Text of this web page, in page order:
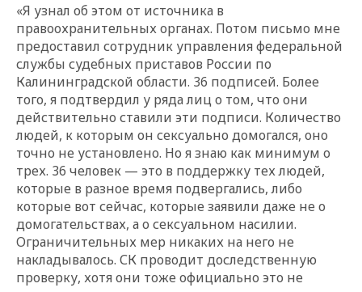
«Я узнал об этом от источника в
правоохранительных органах. Потом письмо мне
предоставил сотрудник управления федеральной
службы судебных приставов России по
Калининградской области. 36 подписей. Более
того, я подтвердил у ряда лиц о том, что они
действительно ставили эти подписи. Количество
людей, к которым он сексуально домогался, оно
точно не установлено. Но я знаю как минимум о
трех. 36 человек — это в поддержку тех людей,
которые в разное время подвергались, либо
которые вот сейчас, которые заявили даже не о
домогательствах, а о сексуальном насилии.
Ограничительных мер никаких на него не
накладывалось. СК проводит доследственную
проверку, хотя они тоже официально это не